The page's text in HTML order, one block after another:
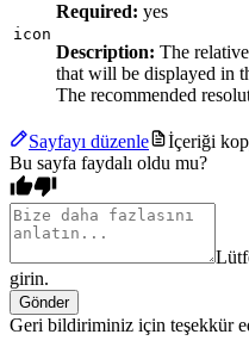
icon
Required: yes
Description: The
that will be displayed in
The recommended
Sayfayı düzenle
İçeriği
Bu sayfa faydalı oldu mu?
girin.
Gönder
Geri bildiriminiz için teşekkür